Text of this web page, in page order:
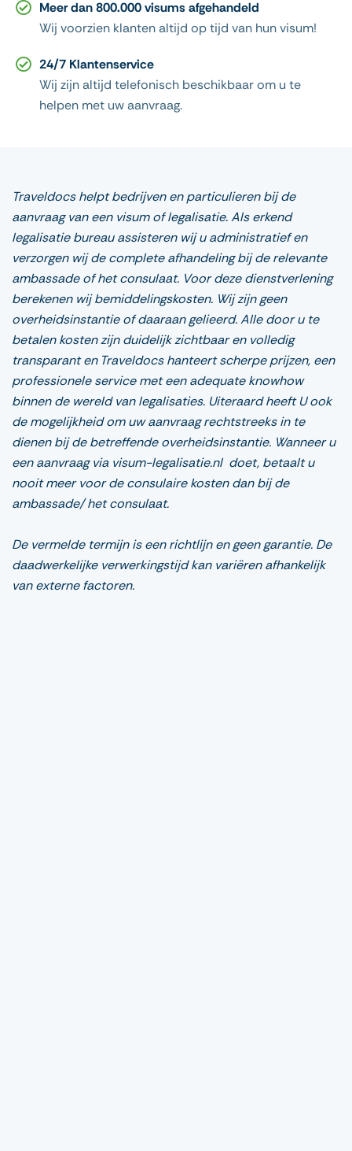
Meer dan 800.000 visums afgehandeld
Wij voorzien klanten altijd op tijd van hun visum!
24/7 Klantenservice
Wij zijn altijd telefonisch beschikbaar om u te
helpen met uw aanvraag.
Traveldocs helpt bedrijven en particulieren bij de
aanvraag van een visum of legalisatie. Als erkend
legalisatie bureau assisteren wij u administratief en
verzorgen wij de complete afhandeling bij de relevante
ambassade of het consulaat. Voor deze dienstverlening
berekenen wij bemiddelingskosten. Wij zijn geen
overheidsinstantie of daaraan gelieerd. Alle door u te
betalen kosten zijn duidelijk zichtbaar en volledig
transparant en Traveldocs hanteert scherpe prijzen, een
professionele service met een adequate knowhow
binnen de wereld van legalisaties. Uiteraard heeft U ook
de mogelijkheid om uw aanvraag rechtstreeks in te
dienen bij de betreffende overheidsinstantie. Wanneer u
een aanvraag via visum-legalisatie.nl doet, betaalt u
nooit meer voor de consulaire kosten dan bij de
ambassade/ het consulaat.
De vermelde termijn is een richtlijn en geen garantie. De
daadwerkelijke verwerkingstijd kan variëren afhankelijk
van externe factoren.